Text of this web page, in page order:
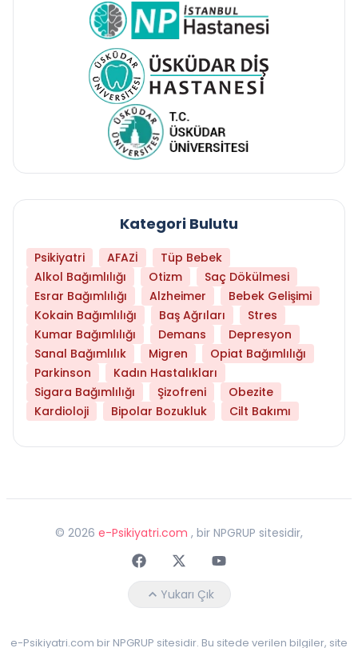
Kategori Bulutu
Psikiyatri AFAZİ
Tüp Bebek
Alkol Bağımlılığı
Otizm
Saç Dökülmesi
Esrar Bağımlılığı
Alzheimer
Bebek Gelişimi
Kokain Bağımlılığı
Baş Ağrıları
Stres
Kumar Bağımlılığı
Demans
Depresyon
Sanal Bağımlılık
Migren
Opiat Bağımlılığı
Parkinson
Kadın Hastalıkları
Sigara Bağımlılığı
Şizofreni
Obezite
Kardioloji
Bipolar Bozukluk Cilt Bakımı
© 2026 e-Psikiyatri.com , bir NPGRUP sitesidir,
FaceebokTwitterYoutube
Yukarı Çık
e-Psikiyatri.com bir NPGRUP sitesidir. Bu sitede verilen bilgiler, site